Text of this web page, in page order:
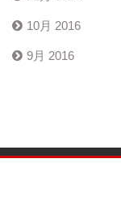
10月 2016
9月 2016